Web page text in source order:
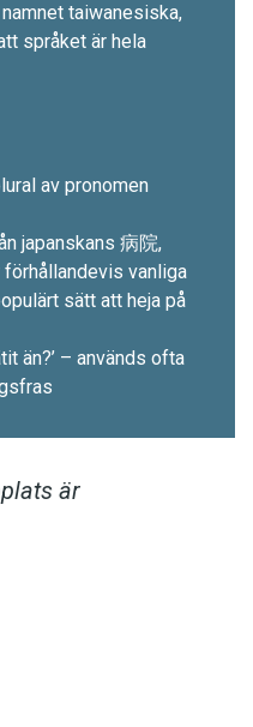
taiwanesiska,
språket är hela
av pronomen
japanskans 病院,
för­hållandevis vanliga
sätt att heja på
än?’ – används ofta
är